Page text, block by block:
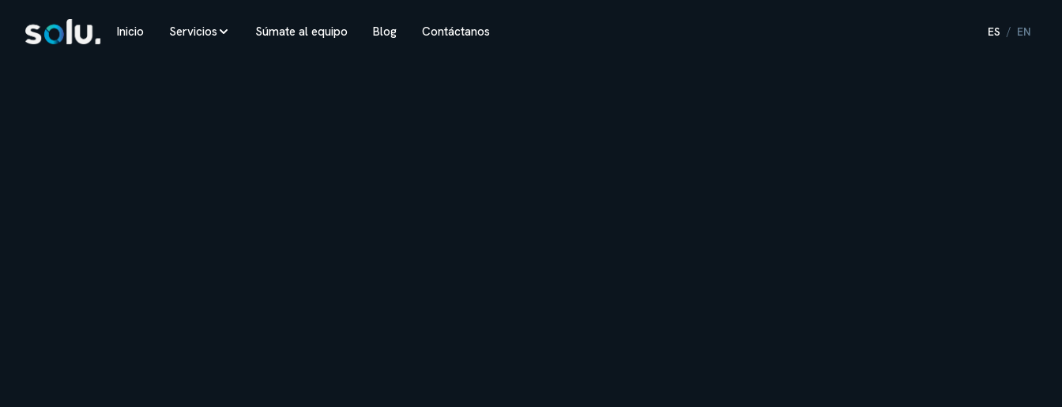
Inicio Servicios Súmate al equipo Blog Contáctanos ES / EN